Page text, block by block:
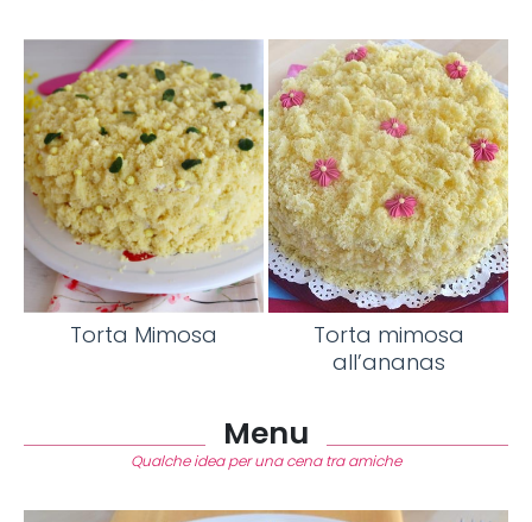
Torta Mimosa
Torta mimosa
all’ananas
Menu
Qualche idea per una cena tra amiche